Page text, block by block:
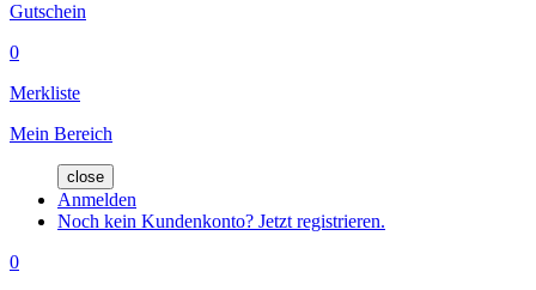
Gutschein
0
Merkliste
Mein Bereich
close
Anmelden
Noch kein Kundenkonto? Jetzt registrieren.
0